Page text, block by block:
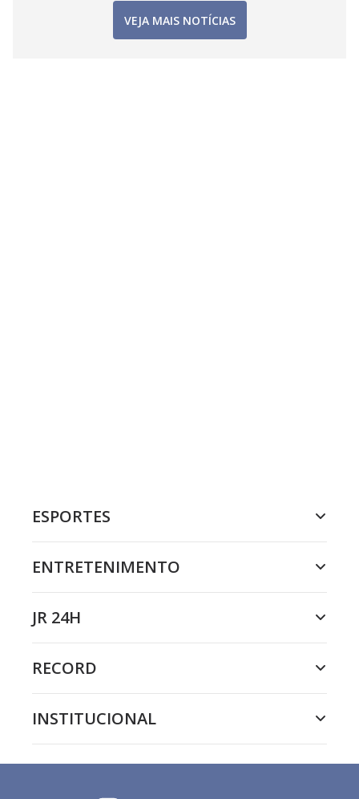
VEJA MAIS NOTÍCIAS
ESPORTES
ENTRETENIMENTO
JR 24H
RECORD
INSTITUCIONAL